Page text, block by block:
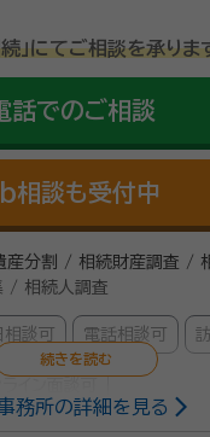
」にてご相談を承りま
話でのご相談
相談も受付中
産分割 / 相続財産調査 /
/ 相続人調査
相談可 電話相談可
務所の詳細を見る